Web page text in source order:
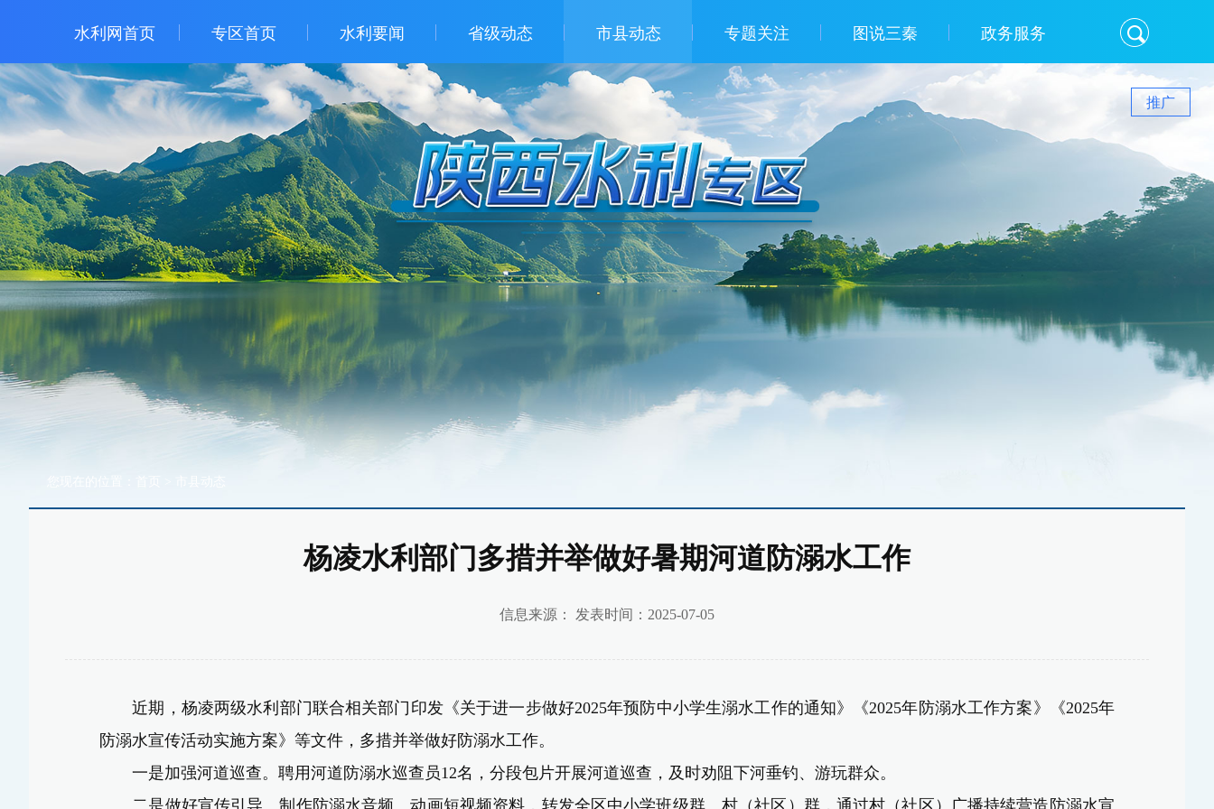
水利网首页 专区首页 水利要闻 省级动态 市县动态 专题关注 图说三秦 政务服务
推广
杨凌水利部门多措并举做好暑期河道防溺水工作
信息来源： 发表时间：2025-07-05
近期，杨凌两级水利部门联合相关部门印发《关于进一步做好2025年预防中小学生溺水工作的通知》《2025年防溺水工作方案》《2025年
防溺水宣传活动实施方案》等文件，多措并举做好防溺水工作。
一是加强河道巡查。聘用河道防溺水巡查员12名，分段包片开展河道巡查，及时劝阻下河垂钓、游玩群众。
二是做好宣传引导。制作防溺水音频、动画短视频资料，转发全区中小学班级群、村（社区）群，通过村（社区）广播持续营造防溺水宣